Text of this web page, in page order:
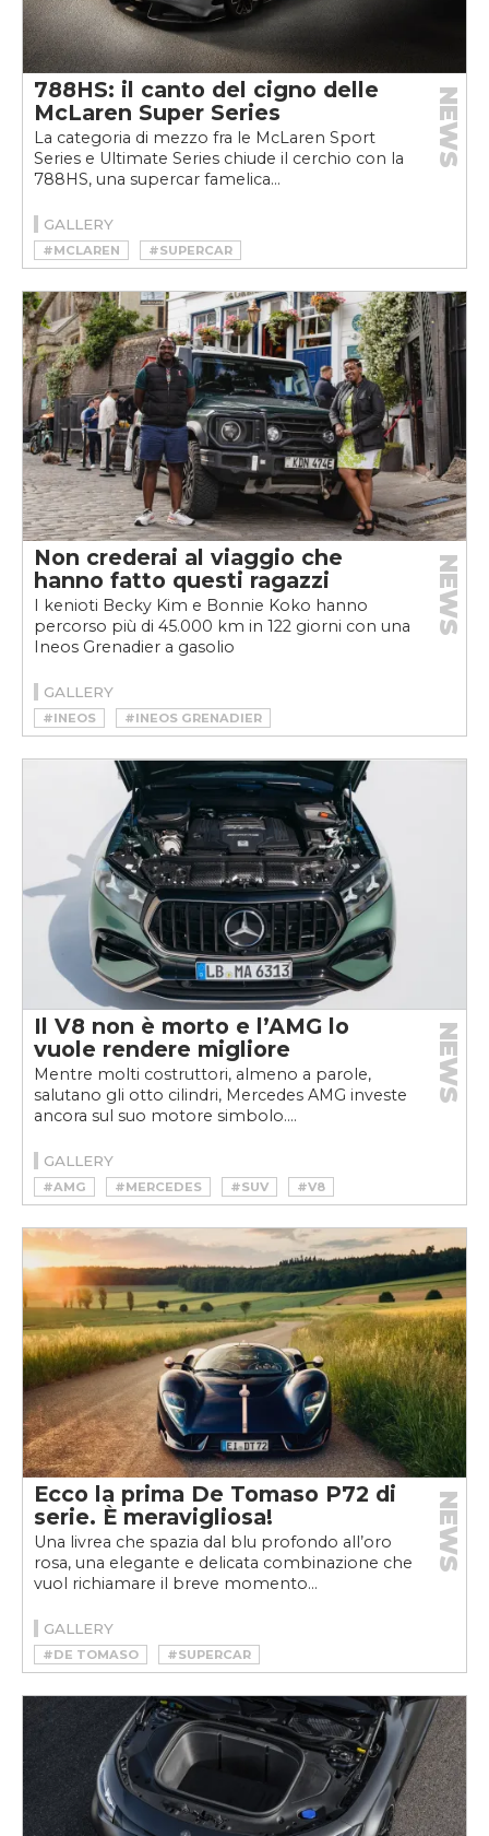
788HS: il canto del cigno delle
McLaren Super Series
La categoria di mezzo fra le McLaren Sport
Series e Ultimate Series chiude il cerchio con la
788HS, una supercar famelica...
NEWS
GALLERY
#MCLAREN #SUPERCAR
Non crederai al viaggio che
hanno fatto questi ragazzi
I kenioti Becky Kim e Bonnie Koko hanno
percorso più di 45.000 km in 122 giorni con una
Ineos Grenadier a gasolio
NEWS
GALLERY
#INEOS #INEOS GRENADIER
Il V8 non è morto e l’AMG lo
vuole rendere migliore
Mentre molti costruttori, almeno a parole,
salutano gli otto cilindri, Mercedes AMG investe
ancora sul suo motore simbolo....
NEWS
GALLERY
#AMG #MERCEDES #SUV #V8
Ecco la prima De Tomaso P72 di
serie. È meravigliosa!
Una livrea che spazia dal blu profondo all’oro
rosa, una elegante e delicata combinazione che
vuol richiamare il breve momento...
NEWS
GALLERY
#DE TOMASO #SUPERCAR